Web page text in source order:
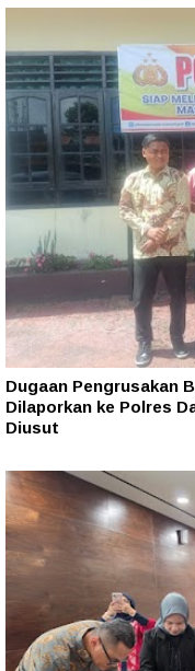
Dugaan Pengrusakan
Dilaporkan ke Polres
Diusut